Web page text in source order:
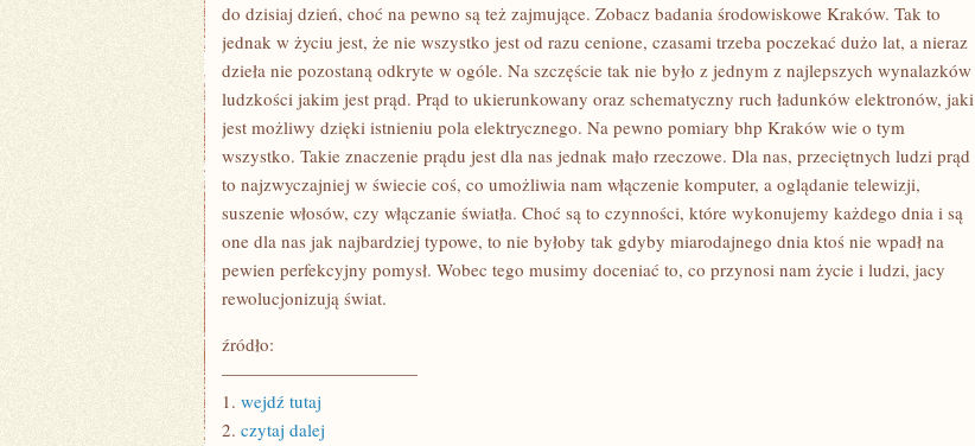
do dzisiaj dzień, choć na pewno są też zajmujące. Zobacz badania środowiskowe Kraków. Tak to
jednak w życiu jest, że nie wszystko jest od razu cenione, czasami trzeba poczekać dużo lat, a nieraz
dzieła nie pozostaną odkryte w ogóle. Na szczęście tak nie było z jednym z najlepszych wynalazków
ludzkości jakim jest prąd. Prąd to ukierunkowany oraz schematyczny ruch ładunków elektronów, jaki
jest możliwy dzięki istnieniu pola elektrycznego. Na pewno pomiary bhp Kraków wie o tym
wszystko. Takie znaczenie prądu jest dla nas jednak mało rzeczowe. Dla nas, przeciętnych ludzi prąd
to najzwyczajniej w świecie coś, co umożliwia nam włączenie komputer, a oglądanie telewizji,
suszenie włosów, czy włączanie światła. Choć są to czynności, które wykonujemy każdego dnia i są
one dla nas jak najbardziej typowe, to nie byłoby tak gdyby miarodajnego dnia ktoś nie wpadł na
pewien perfekcyjny pomysł. Wobec tego musimy doceniać to, co przynosi nam życie i ludzi, jacy
rewolucjonizują świat.
źródło:
———————————
1. wejdź tutaj
2. czytaj dalej